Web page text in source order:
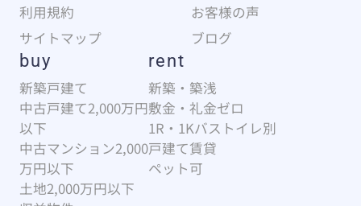
利用規約
お客様の声
サイトマップ
ブログ
buy
新築戸建て
中古戸建て2,000万円
以下
中古マンション2,000
万円以下
土地2,000万円以下
rent
新築・築浅
敷金・礼金ゼロ
1R・1Kバストイレ別
戸建て賃貸
ペット可